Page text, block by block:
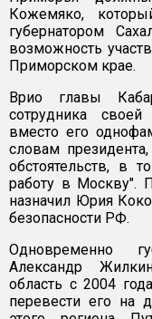
Кожемяко,
губернатором
возможность
Приморском крае.
Врио главы
сотрудника
вместо его
словам
обстоятельств, в
работу в Москву".
назначил Юрия
безопасности РФ.
Одновременно
Александр
область с 2004
перевести его на